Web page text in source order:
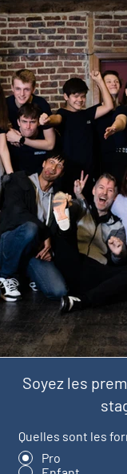
Soyez les
Quelles sont les
Pro